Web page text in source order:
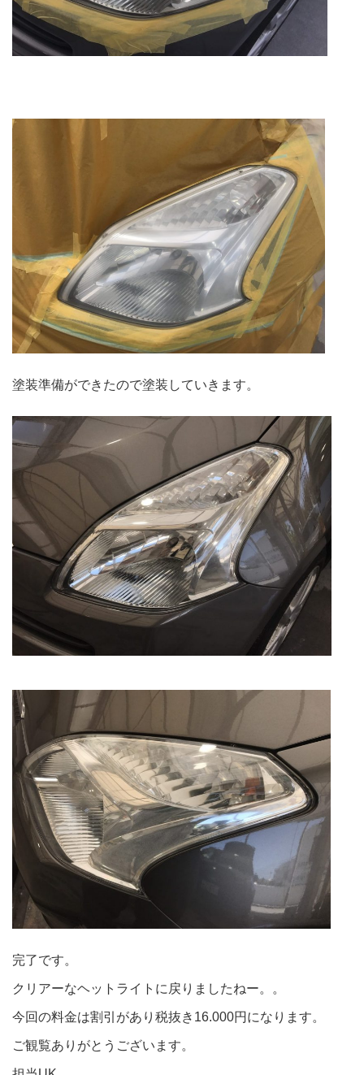
塗装準備ができたので塗装していきます。
完了です。
クリアーなヘットライトに戻りましたねー。。
今回の料金は割引があり税抜き16.000円になります。
ご観覧ありがとうございます。